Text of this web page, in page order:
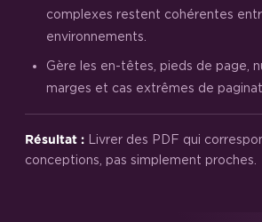
complexes restent cohérentes
environnements.
Gère les en-têtes, pieds de page,
marges et cas extrêmes de
Résultat : Livrer des PDF qui
conceptions, pas simplement proches.